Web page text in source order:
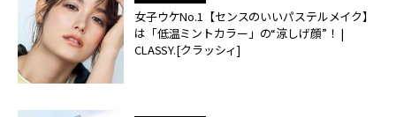
女子ウケNo.1【センスのいいパステルメイク】
は「低温ミントカラー」の“涼しげ顔”！ |
CLASSY.[クラッシィ]